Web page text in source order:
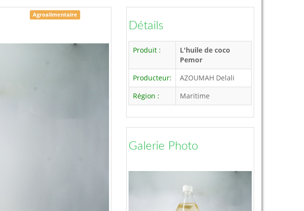
Agroalimentaire
Détails
Produit :
L'huile de coco
Pemor
Producteur:
AZOUMAH Delali
Région :
Maritime
Galerie Photo